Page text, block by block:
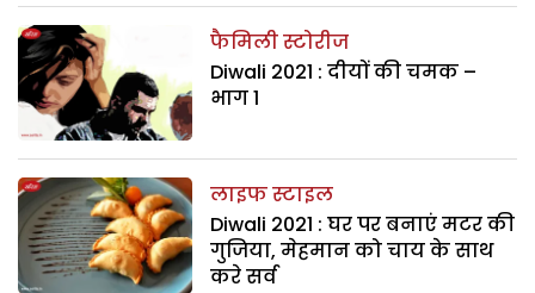
फैमिली स्टोरीज
Diwali 2021 : दीयों की चमक –
भाग 1
लाइफ स्टाइल
Diwali 2021 : घर पर बनाएं मटर की
गुजिया, मेहमान को चाय के साथ
करे सर्व